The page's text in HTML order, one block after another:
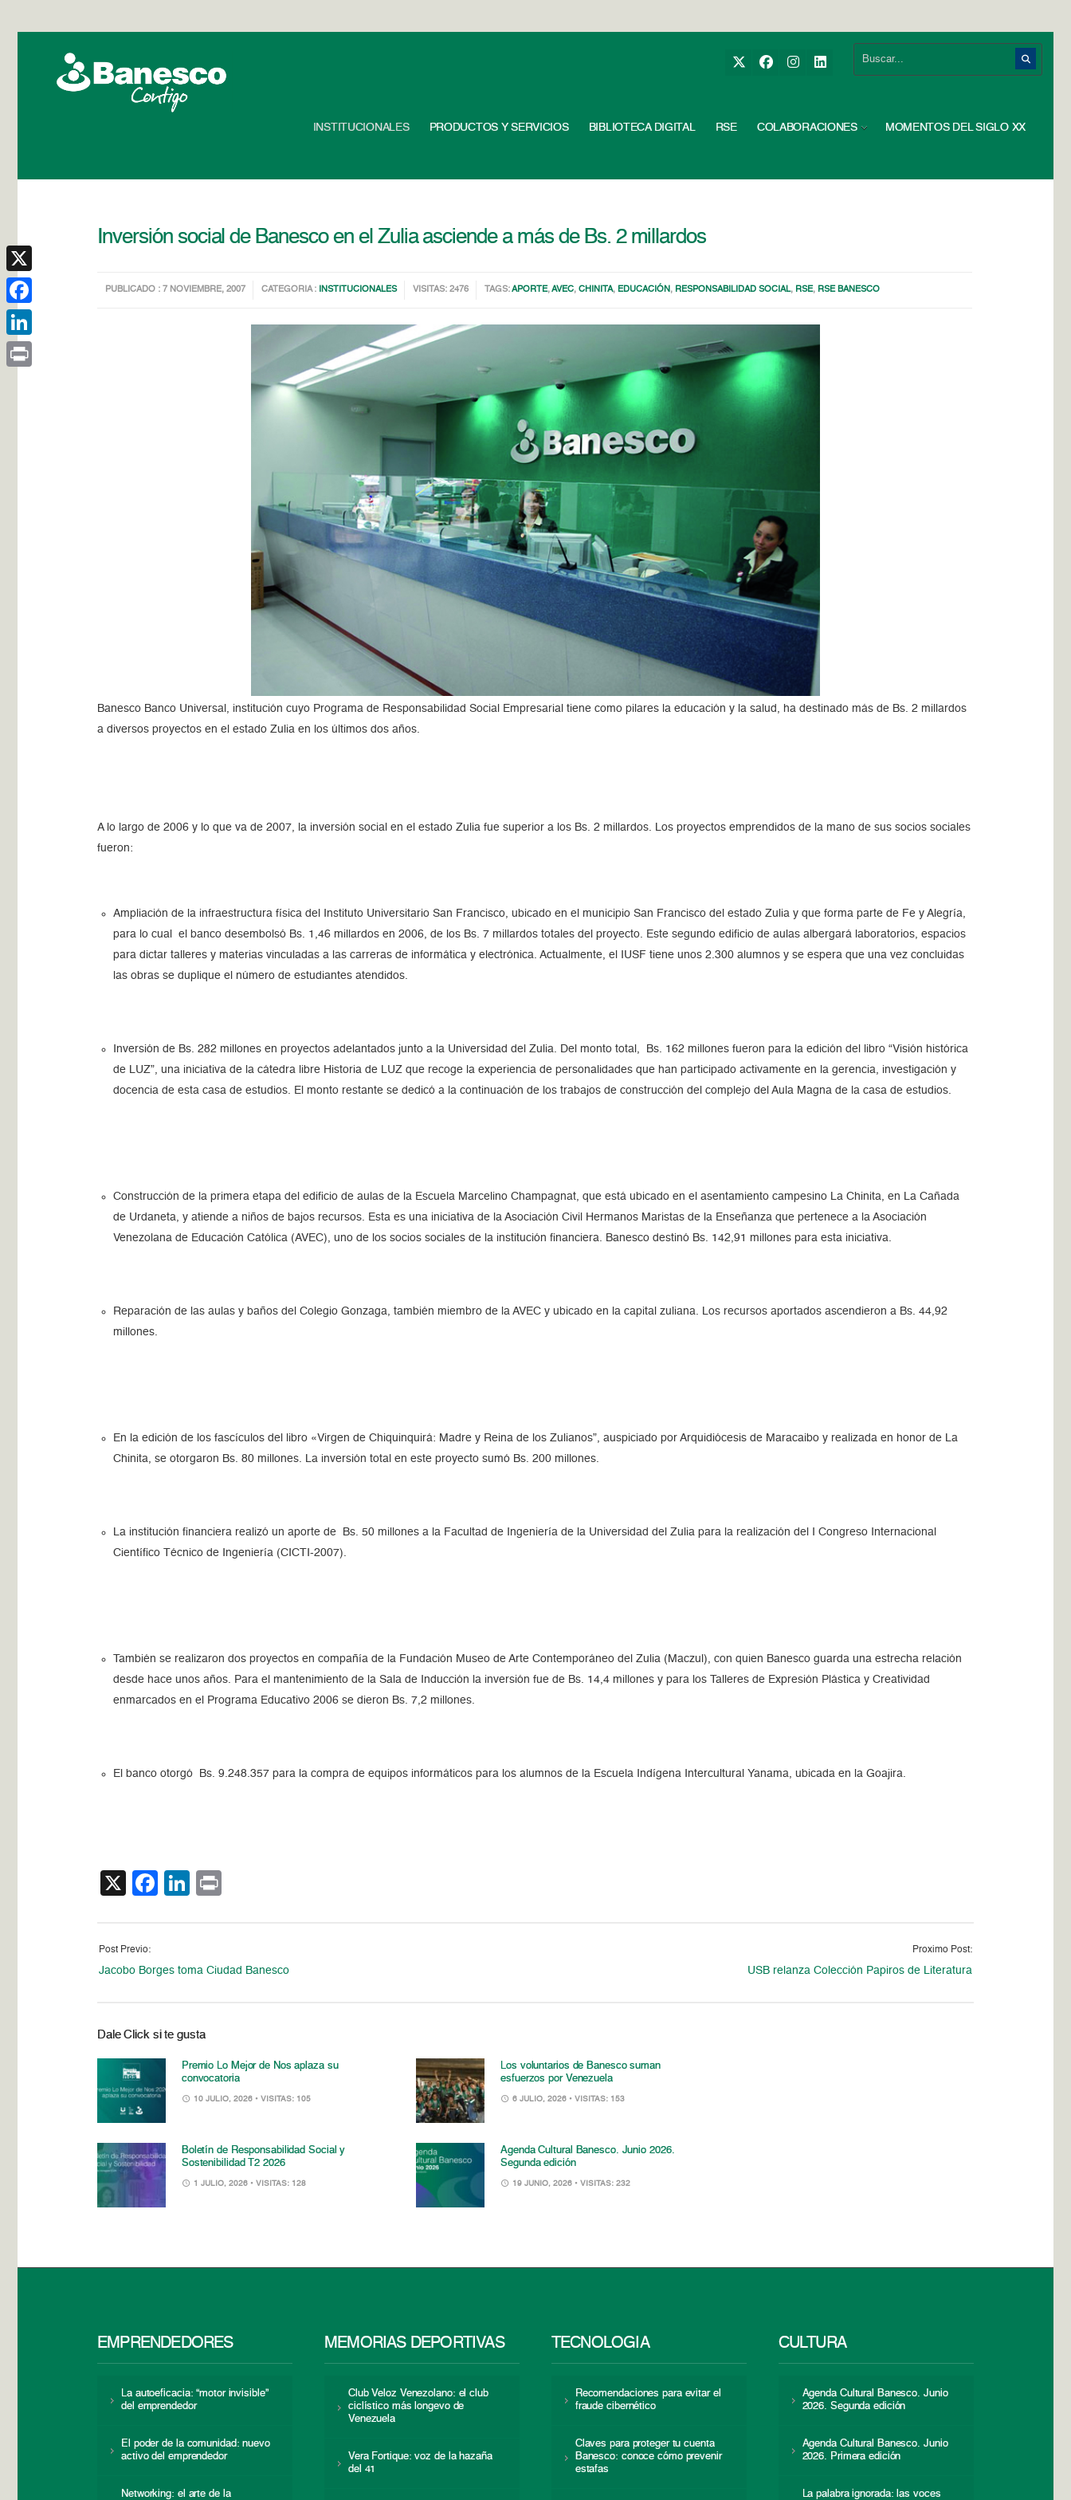
INSTITUCIONALES PRODUCTOS Y SERVICIOS BIBLIOTECA DIGITAL RSE COLABORACIONES MOMENTOS DEL SIGLO XX
Inversión social de Banesco en el Zulia asciende a más de Bs. 2 millardos
PUBLICADO : 7 NOVIEMBRE, 2007 CATEGORIA : INSTITUCIONALES VISITAS: 2476 TAGS:APORTE,AVEC,CHINITA, EDUCACIÓN , RESPONSABILIDAD SOCIAL, RSE, RSE BANESCO
Banesco Banco Universal, institución cuyo Programa de Responsabilidad Social Empresarial tiene como pilares la educación y la salud, ha destinado más de Bs. 2 millardos
a diversos proyectos en el estado Zulia en los últimos dos años.
A lo largo de 2006 y lo que va de 2007, la inversión social en el estado Zulia fue superior a los Bs. 2 millardos. Los proyectos emprendidos de la mano de sus socios sociales
fueron:
Ampliación de la infraestructura física del Instituto Universitario San Francisco, ubicado en el municipio San Francisco del estado Zulia y que forma parte de Fe y Alegría,
para lo cual el banco desembolsó Bs. 1,46 millardos en 2006, de los Bs. 7 millardos totales del proyecto. Este segundo edificio de aulas albergará laboratorios, espacios
para dictar talleres y materias vinculadas a las carreras de informática y electrónica. Actualmente, el IUSF tiene unos 2.300 alumnos y se espera que una vez concluidas
las obras se duplique el número de estudiantes atendidos.
Inversión de Bs. 282 millones en proyectos adelantados junto a la Universidad del Zulia. Del monto total, Bs. 162 millones fueron para la edición del libro “Visión histórica
de LUZ”, una iniciativa de la cátedra libre Historia de LUZ que recoge la experiencia de personalidades que han participado activamente en la gerencia, investigación y
docencia de esta casa de estudios. El monto restante se dedicó a la continuación de los trabajos de construcción del complejo del Aula Magna de la casa de estudios.
Construcción de la primera etapa del edificio de aulas de la Escuela Marcelino Champagnat, que está ubicado en el asentamiento campesino La Chinita, en La Cañada
de Urdaneta, y atiende a niños de bajos recursos. Esta es una iniciativa de la Asociación Civil Hermanos Maristas de la Enseñanza que pertenece a la Asociación
Venezolana de Educación Católica (AVEC), uno de los socios sociales de la institución financiera. Banesco destinó Bs. 142,91 millones para esta iniciativa.
Reparación de las aulas y baños del Colegio Gonzaga, también miembro de la AVEC y ubicado en la capital zuliana. Los recursos aportados ascendieron a Bs. 44,92
millones.
En la edición de los fascículos del libro «Virgen de Chiquinquirá: Madre y Reina de los Zulianos”, auspiciado por Arquidiócesis de Maracaibo y realizada en honor de La
Chinita, se otorgaron Bs. 80 millones. La inversión total en este proyecto sumó Bs. 200 millones.
La institución financiera realizó un aporte de Bs. 50 millones a la Facultad de Ingeniería de la Universidad del Zulia para la realización del I Congreso Internacional
Científico Técnico de Ingeniería (CICTI-2007).
También se realizaron dos proyectos en compañía de la Fundación Museo de Arte Contemporáneo del Zulia (Maczul), con quien Banesco guarda una estrecha relación
desde hace unos años. Para el mantenimiento de la Sala de Inducción la inversión fue de Bs. 14,4 millones y para los Talleres de Expresión Plástica y Creatividad
enmarcados en el Programa Educativo 2006 se dieron Bs. 7,2 millones.
El banco otorgó Bs. 9.248.357 para la compra de equipos informáticos para los alumnos de la Escuela Indígena Intercultural Yanama, ubicada en la Goajira.
X Facebook
LinkedIn
Post Previo:
Jacobo Borges toma Ciudad Banesco
Proximo Post:
USB relanza Colección Papiros de Literatura
Dale Click si te gusta
Premio Lo Mejor de Nos aplaza su
convocatoria
10 JULIO, 2026 • VISITAS: 105
Los voluntarios de Banesco suman
esfuerzos por Venezuela
6 JULIO, 2026 • VISITAS: 153
Boletín de Responsabilidad Social y
Sostenibilidad T2 2026
1 JULIO, 2026 • VISITAS: 128
Agenda Cultural Banesco. Junio 2026.
Segunda edición
19 JUNIO, 2026 • VISITAS: 232
EMPRENDEDORES
La autoeficacia: “motor invisible”
del emprendedor
El poder de la comunidad: nuevo
activo del emprendedor
Networking: el arte de la
MEMORIAS DEPORTIVAS
Club Veloz Venezolano: el club
ciclístico más longevo de
Venezuela
Vera Fortique: voz de la hazaña
del 41
TECNOLOGÍA
Recomendaciones para evitar el
fraude cibernético
Claves para proteger tu cuenta
Banesco: conoce cómo prevenir
estafas
CULTURA
Agenda Cultural Banesco. Junio
2026. Segunda edición
Agenda Cultural Banesco. Junio
2026. Primera edición
La palabra ignorada: las voces
X
Facebook
LinkedIn